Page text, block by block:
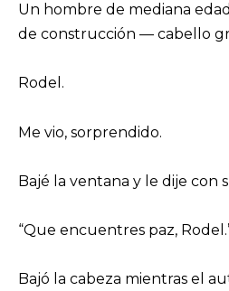
Un hombre de mediana
de construcción — cabello
Rodel.
Me vio, sorprendido.
Bajé la ventana y le dije con
“Que encuentres paz,
Bajó la cabeza mientras el